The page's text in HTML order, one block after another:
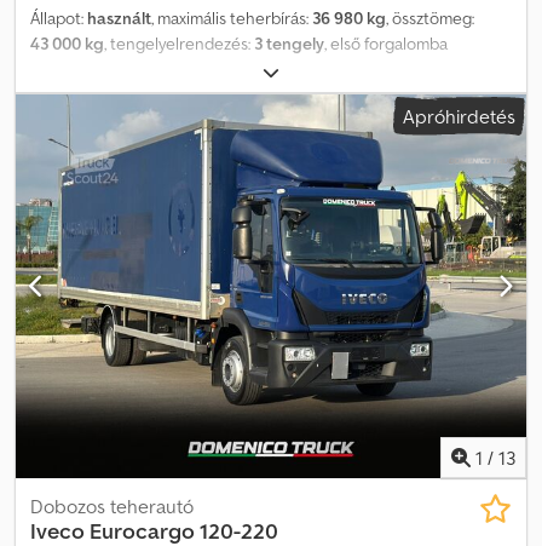
Állapot: használt, maximális teherbírás: 36 980 kg, össztömeg:
43 000 kg, tengelyelrendezés: 3 tengely, első forgalomba
, teljes szélesség:
* Megbízható alváz minden ISO konténertípushoz (20 lábtól 45
lábig) * Standard tartálypozíció és csereszekrények Dsdsq D T
Rdjpfx Af Aeck * Nagyon egyszerű és könnyű kezelés az 'Easy
select system'-nek köszönhetően. A sofőrnek csak egyszer kell
kiszállnia a teherautóból. * Kopásmentes csúsztatórendszer * 3 x
9 t tengelyterhelés * 5,3 t saját tömeg * Első tengely emelhető Az
'Easy select system' segítségével a sofőrnek mindössze egyszer
kell kiszállnia a teherautóból a megfelelő konténerpozíció
beállításához. A beállítás után az alváz egyszerűen, előre- vagy
hátramenettel a vontatóval ki- és betolható. Bérlet nettó 700 €-
tól Azonnal elérhető, több darab raktáron
Apróhirdetés
1 / 13
Dobozos teherautó
Iveco Eurocargo 120-220